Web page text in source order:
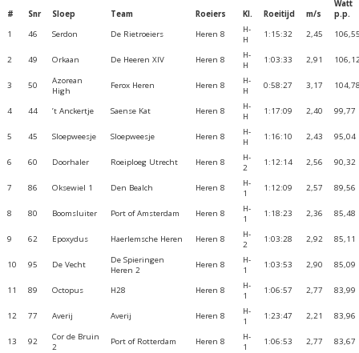
# Snr Sloep Team Roeiers Kl. Roeitijd m/s
Watt
p.p.
1
46 Serdon De Rietroeiers Heren 8
H-
H
1:15:32 2,45
2 49 Orkaan De Heeren XIV Heren 8
H-
H
1:03:33 2,91
3 50
Azorean
High
Ferox Heren Heren 8
H-
H
0:58:27 3,17
4 44 ’t Anckertje Saense Kat Heren 8
H-
H
1:17:09 2,40 99,77
5 45 Sloepweesje Sloepweesje Heren 8
H-
H
1:16:10 2,43 95,04
6 60 Doorhaler Roeiploeg Utrecht Heren 8
H-
2
1:12:14 2,56 90,32
7 86 Oksewiel 1 Den Bealch Heren 8
H-
1
1:12:09 2,57 89,56
8 80 Boomsluiter Port of Amsterdam Heren 8
H-
1
1:18:23 2,36 85,48
9 62 Epoxydus Haerlemsche Heren Heren 8
H-
2
1:03:28 2,92 85,11
10 95 De Vecht
De Spieringen
Heren 2
Heren 8
H-
1
1:03:53 2,90 85,09
11 89 Octopus H28 Heren 8
H-
1
1:06:57 2,77 83,99
12 77 Averij Averij Heren 8
H-
1
1:23:47 2,21 83,96
13 92
Cor de Bruin
2
Port of Rotterdam Heren 8
H-
1
1:06:53 2,77 83,67